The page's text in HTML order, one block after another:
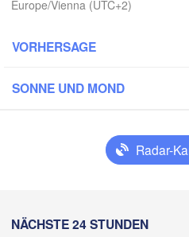
Europe/Vienna (UTC+2)
VORHERSAGE
SONNE UND MOND
Radar-
NÄCHSTE 24 STUNDEN
Leipzig
München